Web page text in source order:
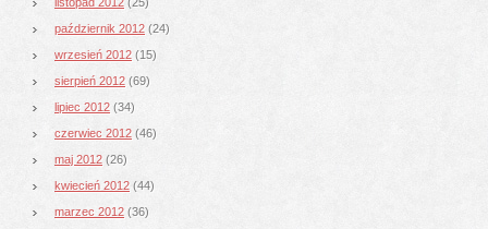
październik 2012 (24)
wrzesień 2012 (15)
sierpień 2012 (69)
lipiec 2012 (34)
czerwiec 2012 (46)
maj 2012 (26)
kwiecień 2012 (44)
marzec 2012 (36)